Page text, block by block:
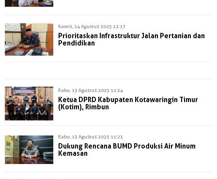
Kamis, 14 Agustus 2025 12:17
Prioritaskan Infrastruktur Jalan Pertanian dan
Pendidikan
Rabu, 13 Agustus 2025 11:24
Ketua DPRD Kabupaten Kotawaringin Timur
(Kotim), Rimbun
Rabu, 13 Agustus 2025 11:23
Dukung Rencana BUMD Produksi Air Minum
Kemasan